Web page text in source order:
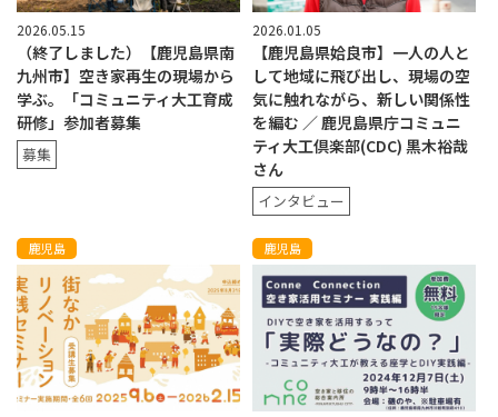
2026.05.15
（終了しました）【鹿児島県南
九州市】空き家再生の現場から
学ぶ。「コミュニティ大工育成
研修」参加者募集
募集
2026.01.05
【鹿児島県姶良市】一人の人と
して地域に飛び出し、現場の空
気に触れながら、新しい関係性
を編む ／ 鹿児島県庁コミュニ
ティ大工倶楽部(CDC) 黒木裕哉
さん
インタビュー
鹿児島 鹿児島